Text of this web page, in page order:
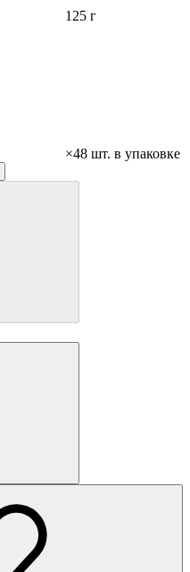
125 г
×48 шт. в упаковке